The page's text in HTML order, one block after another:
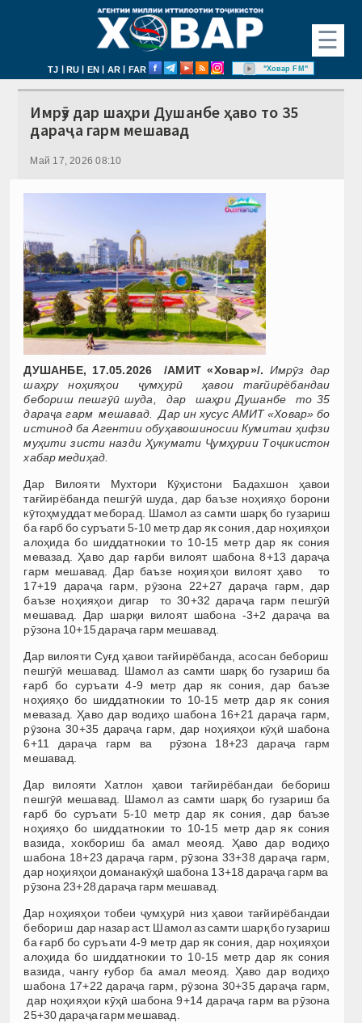
☰
TJ | RU | EN | AR | FAR "Ховар FM"
Имрӯз дар шаҳри Душанбе ҳаво то 35
дараҷа гарм мешавад
Май 17, 2026 08:10
ДУШАНБЕ, 17.05.2026 /АМИТ «Ховар»/. Имрӯз дар
шаҳру ноҳияҳои ҷумҳурӣ ҳавои тағйирёбандаи
бебориш пешгӯӣ шуда, дар шаҳри Душанбе то 35
дараҷа гарм мешавад. Дар ин хусус АМИТ «Ховар» бо
истинод ба Агентии обуҳавошиносии Кумитаи ҳифзи
муҳити зисти назди Ҳукумати Ҷумҳурии Тоҷикистон
хабар медиҳад.
Дар Вилояти Мухтори Кӯҳистони Бадахшон ҳавои
тағйирёбанда пешгӯӣ шуда, дар баъзе ноҳияҳо борони
кӯтоҳмуддат меборад. Шамол аз самти шарқ бо гузариш
ба ғарб бо суръати 5-10 метр дар як сония, дар ноҳияҳои
алоҳида бо шиддатнокии то 10-15 метр дар як сония
мевазад. Ҳаво дар ғарби вилоят шабона 8+13 дараҷа
гарм мешавад. Дар баъзе ноҳияҳои вилоят ҳаво то
17+19 дараҷа гарм, рӯзона 22+27 дараҷа гарм, дар
баъзе ноҳияҳои дигар то 30+32 дараҷа гарм пешгӯӣ
мешавад. Дар шарқи вилоят шабона -3+2 дараҷа ва
рӯзона 10+15 дараҷа гарм мешавад.
Дар вилояти Суғд ҳавои тағйирёбанда, асосан бебориш
пешгӯӣ мешавад. Шамол аз самти шарқ бо гузариш ба
ғарб бо суръати 4-9 метр дар як сония, дар баъзе
ноҳияҳо бо шиддатнокии то 10-15 метр дар як сония
мевазад. Ҳаво дар водиҳо шабона 16+21 дараҷа гарм,
рӯзона 30+35 дараҷа гарм, дар ноҳияҳои кӯҳӣ шабона
6+11 дараҷа гарм ва рӯзона 18+23 дараҷа гарм
мешавад.
Дар вилояти Хатлон ҳавои тағйирёбандаи бебориш
пешгӯӣ мешавад. Шамол аз самти шарқ бо гузариш ба
ғарб бо суръати 5-10 метр дар як сония, дар баъзе
ноҳияҳо бо шиддатнокии то 10-15 метр дар як сония
вазида, хокбориш ба амал меояд. Ҳаво дар водиҳо
шабона 18+23 дараҷа гарм, рӯзона 33+38 дараҷа гарм,
дар ноҳияҳои доманакӯҳӣ шабона 13+18 дараҷа гарм ва
рӯзона 23+28 дараҷа гарм мешавад.
Дар ноҳияҳои тобеи ҷумҳурӣ низ ҳавои тағйирёбандаи
бебориш дар назар аст. Шамол аз самти шарқ бо гузариш
ба ғарб бо суръати 4-9 метр дар як сония, дар ноҳияҳои
алоҳида бо шиддатнокии то 10-15 метр дар як сония
вазида, чангу ғубор ба амал меояд. Ҳаво дар водиҳо
шабона 17+22 дараҷа гарм, рӯзона 30+35 дараҷа гарм,
дар ноҳияҳои кӯҳӣ шабона 9+14 дараҷа гарм ва рӯзона
25+30 дараҷа гарм мешавад.